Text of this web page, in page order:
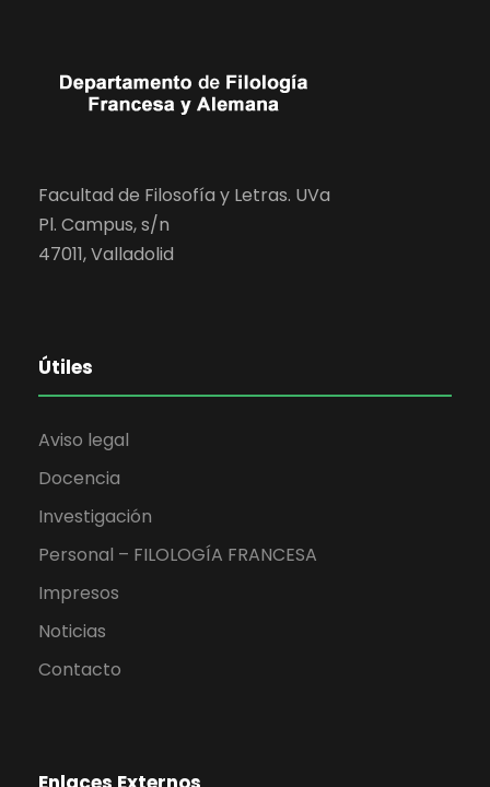
Facultad de Filosofía y Letras. UVa
Pl. Campus, s/n
47011, Valladolid
Útiles
Aviso legal
Docencia
Investigación
Personal – FILOLOGÍA FRANCESA
Impresos
Noticias
Contacto